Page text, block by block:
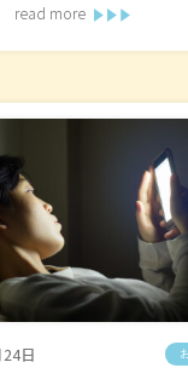
read more
日